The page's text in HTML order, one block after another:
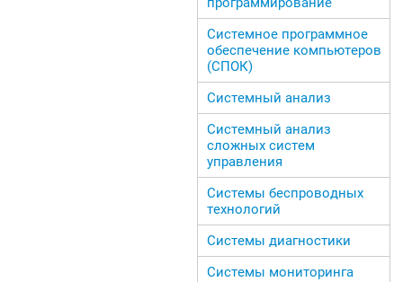
Системное программное
обеспечение компьютеров
(СПОК)
Системный анализ
Системный анализ
сложных систем
управления
Системы беспроводных
технологий
Системы диагностики
Системы мониторинга